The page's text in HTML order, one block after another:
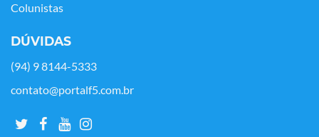
Colunistas
DÚVIDAS
(94) 9 8144-5333
contato@portalf5.com.br